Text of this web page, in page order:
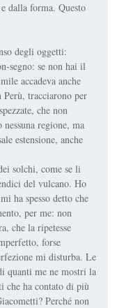
dalla forma. Questo
degli oggetti:
segno: se non hai il
accadeva anche
tracciarono per
che non
regione, ma
estensione, anche
solchi, come se li
del vulcano. Ho
ha spesso detto che
per me: non
che la ripetesse
forse
mi disturba. Le
quanti me ne mostri la
che ha contato di più
Perché non